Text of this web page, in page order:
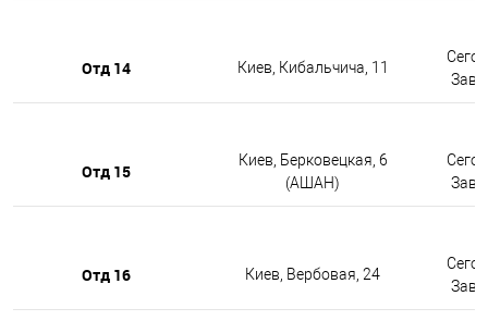
Отд 14 Киев, Кибальчича, 11
Отд 15
Киев, Берковецкая, 6
(АШАН)
Отд 16 Киев, Вербовая, 24